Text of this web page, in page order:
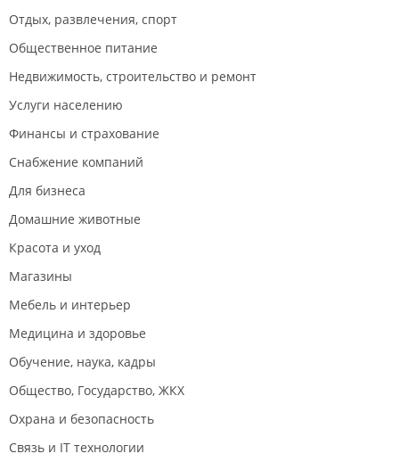
Отдых, развлечения, спорт
Общественное питание
Недвижимость, строительство и ремонт
Услуги населению
Финансы и страхование
Снабжение компаний
Для бизнеса
Домашние животные
Красота и уход
Магазины
Мебель и интерьер
Медицина и здоровье
Обучение, наука, кадры
Общество, Государство, ЖКХ
Охрана и безопасность
Связь и IT технологии